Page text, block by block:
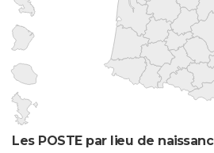
Les POSTE par lieu de